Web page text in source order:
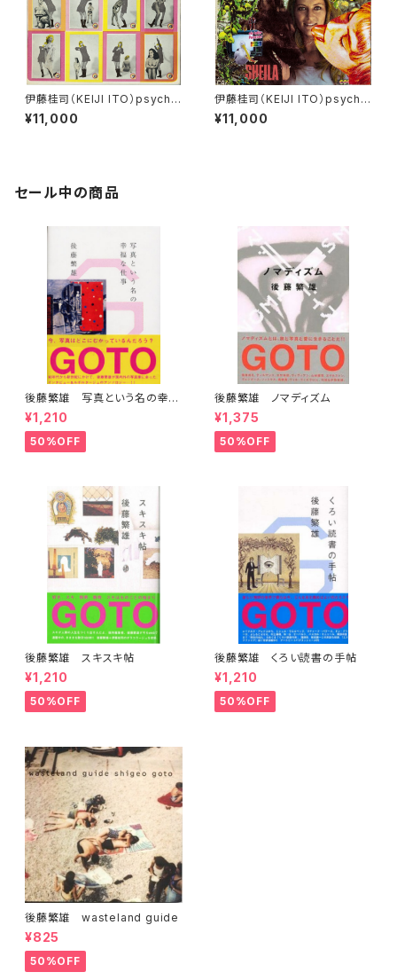
伊藤桂司（KEIJI ITO）psyche
delia records vol.４
¥11,000
伊藤桂司（KEIJI ITO）psyche
delia records vol.5
¥11,000
セール中の商品
後藤繁雄 写真という名の幸福
な仕事
¥1,210
50%OFF
後藤繁雄 ノマディズム
¥1,375
50%OFF
後藤繁雄 スキスキ帖
¥1,210
50%OFF
後藤繁雄 くろい読書の手帖
¥1,210
50%OFF
後藤繁雄 wasteland guide
¥825
50%OFF